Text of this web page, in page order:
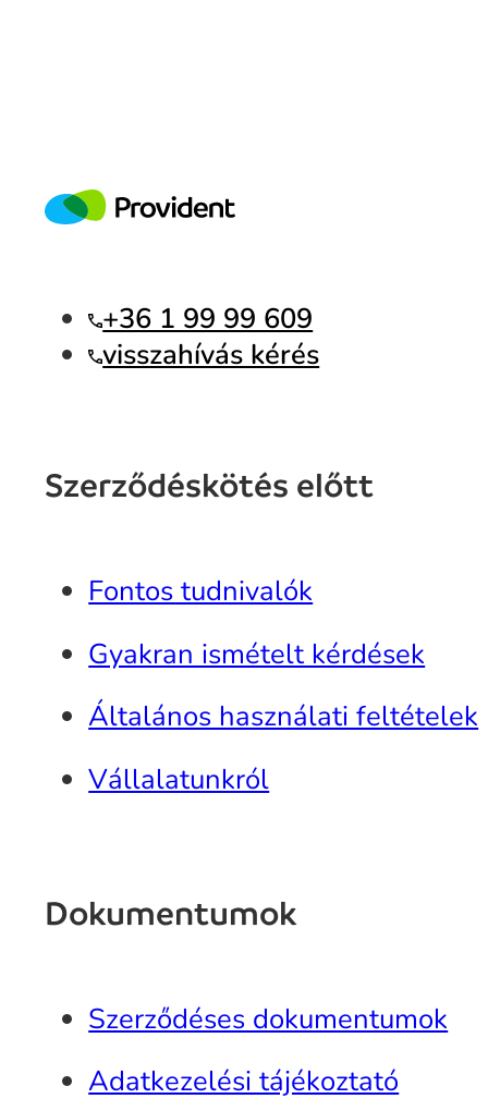
+36 1 99 99 609
visszahívás kérés
Szerződéskötés előtt
Fontos tudnivalók
Gyakran ismételt kérdések
Általános használati feltételek
Vállalatunkról
Dokumentumok
Szerződéses dokumentumok
Adatkezelési tájékoztató